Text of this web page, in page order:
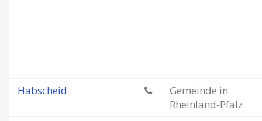
Habscheid
Gemeinde in
Rheinland-Pfalz